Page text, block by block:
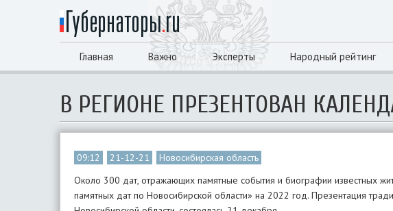
Главная Важно Эксперты Народный рейтинг
В РЕГИОНЕ ПРЕЗЕНТОВАН
09:12 21-12-21
Новосибирская область
Около 300 дат, отражающих памятные события и биографии известных
памятных дат по Новосибирской области» на 2022 год. Презентация